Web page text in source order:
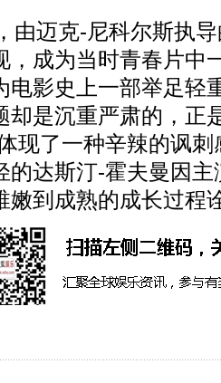
迈克-尼科尔斯执导
，成为当时青春片中
电影史上一部举足轻
却是沉重严肃的，正
现了一种辛辣的讽
的达斯汀-霍夫曼因
嫩到成熟的成长过程